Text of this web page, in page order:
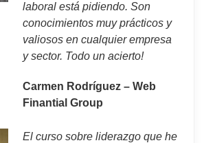
laboral está pidiendo. Son
conocimientos muy prácticos y
valiosos en cualquier empresa
y sector. Todo un acierto!
Carmen Rodríguez – Web
Finantial Group
El curso sobre liderazgo que he